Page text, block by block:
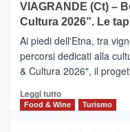
Anche
la
Alcantara
nei
primi
nella
classifica
IL
SAN
DOMENICO
PALACE
TAORMINA,
UN
HOTEL
FOUR
VIAGRANDE (Ct) –
Cultura 2026”. Le
Ai piedi dell'Etna, tra
percorsi dedicati alla
& Cultura 2026", il
Leggi tuttoLeggi
di
Food & Wine Turismo